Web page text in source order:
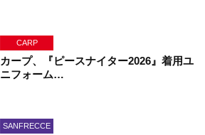
CARP
カープ、『ピースナイター2026』着用ユ
ニフォーム…
SANFRECCE